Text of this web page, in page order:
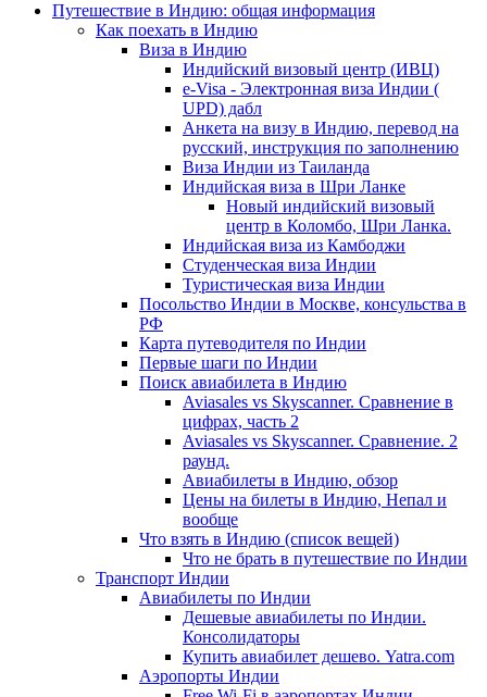
Путешествие в Индию: общая информация
Как поехать в Индию
Виза в Индию
Индийский визовый центр (ИВЦ)
e-Visa - Электронная виза Индии (
UPD) дабл
Анкета на визу в Индию, перевод на
русский, инструкция по заполнению
Виза Индии из Таиланда
Индийская виза в Шри Ланке
Новый индийский визовый
центр в Коломбо, Шри Ланка.
Индийская виза из Камбоджи
Студенческая виза Индии
Туристическая виза Индии
Посольство Индии в Москве, консульства в
РФ
Карта путеводителя по Индии
Первые шаги по Индии
Поиск авиабилета в Индию
Aviasales vs Skyscanner. Сравнение в
цифрах, часть 2
Aviasales vs Skyscanner. Сравнение. 2
раунд.
Авиабилеты в Индию, обзор
Цены на билеты в Индию, Непал и
вообще
Что взять в Индию (список вещей)
Что не брать в путешествие по Индии
Транспорт Индии
Авиабилеты по Индии
Дешевые авиабилеты по Индии.
Консолидаторы
Купить авиабилет дешево. Yatra.com
Аэропорты Индии